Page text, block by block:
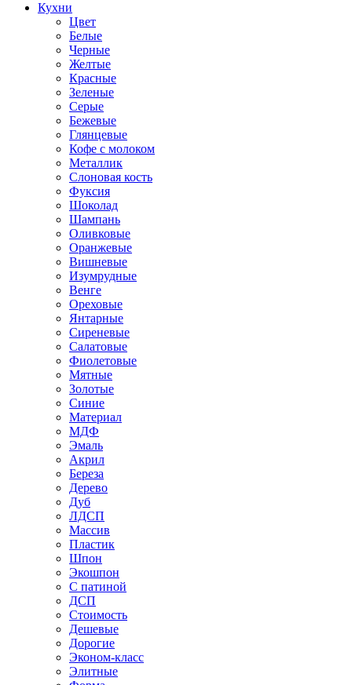
Кухни
Цвет
Белые
Черные
Желтые
Красные
Зеленые
Серые
Бежевые
Глянцевые
Кофе с молоком
Металлик
Слоновая кость
Фуксия
Шоколад
Шампань
Оливковые
Оранжевые
Вишневые
Изумрудные
Венге
Ореховые
Янтарные
Сиреневые
Салатовые
Фиолетовые
Мятные
Золотые
Синие
Материал
МДФ
Эмаль
Акрил
Береза
Дерево
Дуб
ЛДСП
Массив
Пластик
Шпон
Экошпон
С патиной
ДСП
Стоимость
Дешевые
Дорогие
Эконом-класс
Элитные